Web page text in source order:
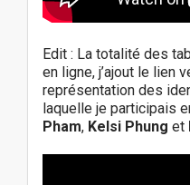
Edit : La totalité des
en ligne, j’ajout le lien
représentation des
laquelle je participais
Pham, Kelsi Phung et